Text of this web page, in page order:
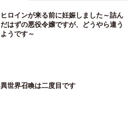
ヒロインが来る前に妊娠しました～詰ん
だはずの悪役令嬢ですが、どうやら違う
ようです～
異世界召喚は二度目です